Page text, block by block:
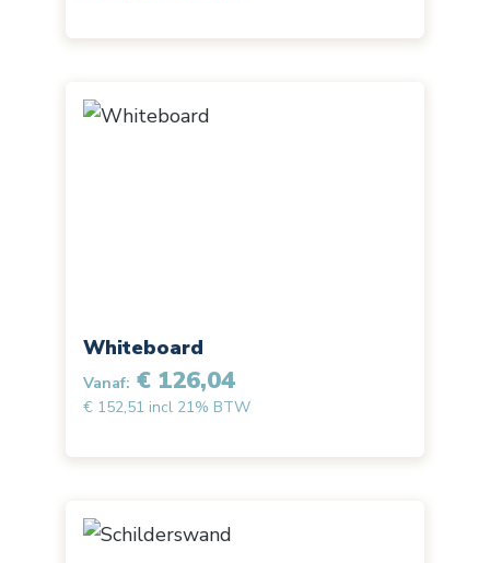
Whiteboard
Vanaf: € 126,04
€ 152,51 incl 21% BTW